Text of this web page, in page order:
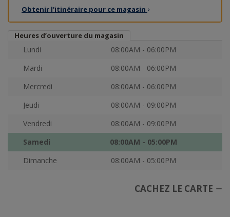
Obtenir l'itinéraire pour ce magasin
Heures d’ouverture du magasin
Lundi
08:00AM - 06:00PM
Mardi
08:00AM - 06:00PM
Mercredi
08:00AM - 06:00PM
Jeudi
08:00AM - 09:00PM
Vendredi
08:00AM - 09:00PM
Samedi
08:00AM - 05:00PM
Dimanche
08:00AM - 05:00PM
CACHEZ LE CARTE